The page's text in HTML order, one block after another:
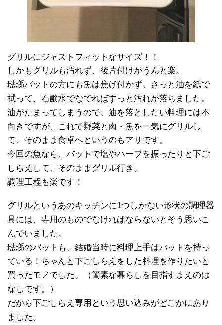
グリルにジャストフィットなサイズ！！
しかもグリルも汚れず、後片付けがうんと楽。
琺瑯バットの方にも魚は焦げ付かず、さっと油を紙で
拭って、石鹸水でなでればすっと汚れが落ちました。
油がたまってしまうので、油を落としたい料理には不
向きですが、これで野菜と肉・魚を一気にグリルし
て、そのまま食卓へというのもアリです。
今回の魚なら、バットで塩やハーブを振ったりと下ご
しらえして、そのままグリル行き。
調理工程も楽です！
グリルというあのキッチンに1つしかない形状の調理器
具には、専用のものでなければならないとそう思いこ
んでいました。
琺瑯のバットも、結婚当時に料理上手はバットを持っ
ている！ちゃんと下ごしらえをした料理を作りたいと
買ったモノでした。（簡素な暮らしを目指すまえのは
なしです。）
だから下ごしらえ専用という思い込みがどこかにあり
ました。